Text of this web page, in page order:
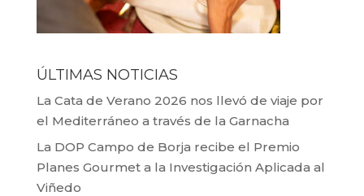
ÚLTIMAS NOTICIAS
La Cata de Verano 2026 nos llevó de viaje por
el Mediterráneo a través de la Garnacha
La DOP Campo de Borja recibe el Premio
Planes Gourmet a la Investigación Aplicada al
Viñedo